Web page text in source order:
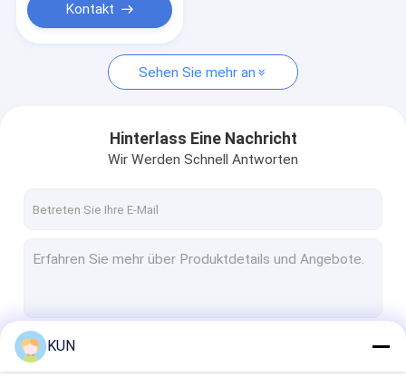
Kontakt
Sehen Sie mehr an
Hinterlass Eine Nachricht
Wir Werden Schnell Antworten
KUN